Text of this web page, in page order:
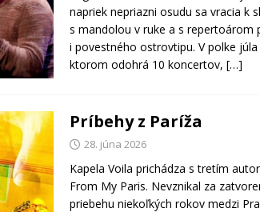
napriek nepriazni osudu sa vracia k
s mandolou v ruke a s repertoárom
i povestného ostrovtipu. V polke
ktorom odohrá 10 koncertov, […]
Príbehy z Paríža
28. júna 2026
Kapela Voila prichádza s tretím
From My Paris. Nevznikal za
priebehu niekoľkých rokov medzi